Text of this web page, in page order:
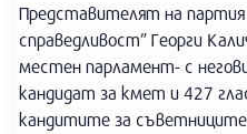
Представителят на партия
справедливост” Георги
местен парламент- с
кандидат за кмет и 427
кандитите за